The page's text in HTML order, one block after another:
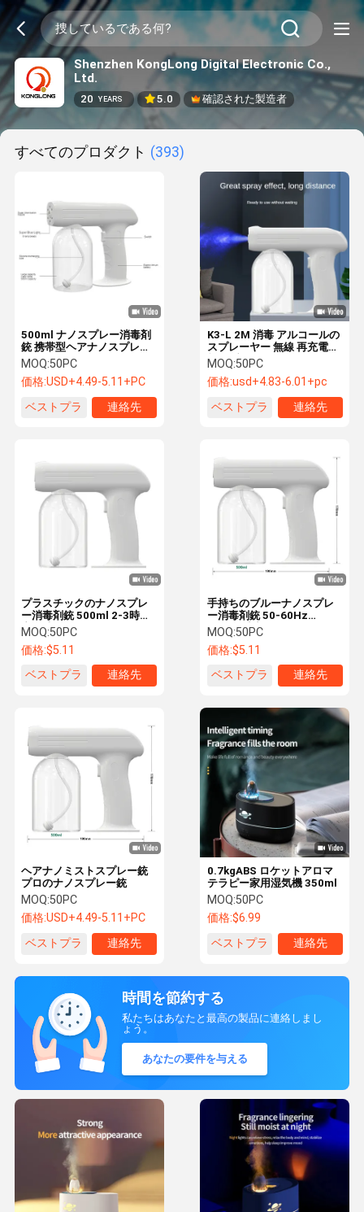
Shenzhen KongLong Digital Electronic Co.,
Ltd.
20 YEARS 5.0 確認された製造者
すべてのプロダクト (393)
500ml ナノスプレー消毒剤
銃 携帯型ヘアナノスプレー
銃
MOQ:50PC
価格:USD+4.49-5.11+PC
ベストプラ
連絡先
K3-L 2M 消毒 アルコールの
スプレーヤー 無線 再充電可
能なブルーライト ナノアト
マイザー 電気スプレーガン
MOQ:50PC
価格:usd+4.83-6.01+pc
ベストプラ
連絡先
プラスチックのナノスプレ
ー消毒剤銃 500ml 2-3時間
充電時間
MOQ:50PC
価格:$5.11
ベストプラ
連絡先
手持ちのブルーナノスプレ
ー消毒剤銃 50-60Hz
500ml 消毒用
MOQ:50PC
価格:$5.11
ベストプラ
連絡先
ヘアナノミストスプレー銃
プロのナノスプレー銃
MOQ:50PC
価格:USD+4.49-5.11+PC
ベストプラ
連絡先
0.7kgABS ロケットアロマ
テラピー家用湿気機 350ml
MOQ:50PC
価格:$6.99
ベストプラ
連絡先
時間を節約する
私たちはあなたと最高の製品に連絡しまし
ょう。
あなたの要件を与える